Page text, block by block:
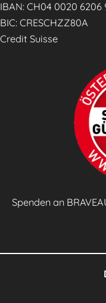
IBAN: CH04 0020 6206
BIC: CRESCHZZ80A
Credit Suisse
Spenden an